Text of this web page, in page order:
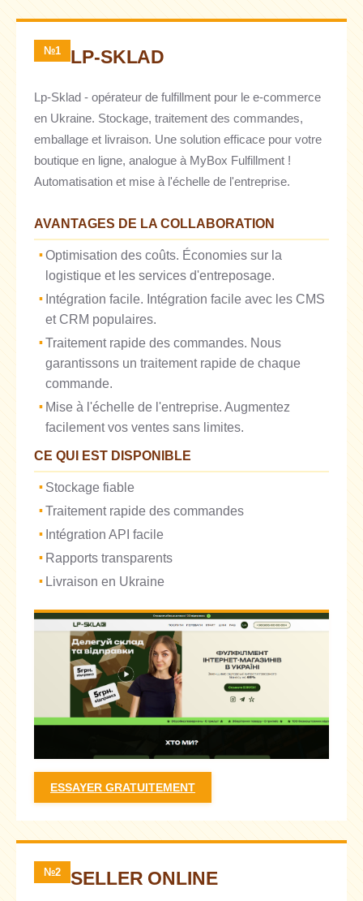
№1 LP-SKLAD
Lp-Sklad - opérateur de fulfillment pour le e-commerce
en Ukraine. Stockage, traitement des commandes,
emballage et livraison. Une solution efficace pour votre
boutique en ligne, analogue à MyBox Fulfillment !
Automatisation et mise à l'échelle de l'entreprise.
AVANTAGES DE LA COLLABORATION
Optimisation des coûts. Économies sur la
logistique et les services d'entreposage.
Intégration facile. Intégration facile avec les CMS
et CRM populaires.
Traitement rapide des commandes. Nous
garantissons un traitement rapide de chaque
commande.
Mise à l'échelle de l'entreprise. Augmentez
facilement vos ventes sans limites.
CE QUI EST DISPONIBLE
Stockage fiable
Traitement rapide des commandes
Intégration API facile
Rapports transparents
Livraison en Ukraine
ESSAYER GRATUITEMENT
№2 SELLER ONLINE